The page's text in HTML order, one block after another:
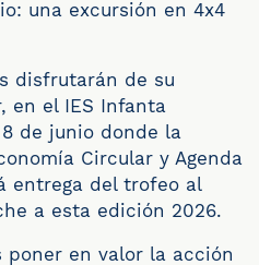
una excursión en 4x4
disfrutarán de su
en el IES Infanta
de junio donde la
Circular y Agenda
entrega del trofeo al
a esta edición 2026.
poner en valor la acción